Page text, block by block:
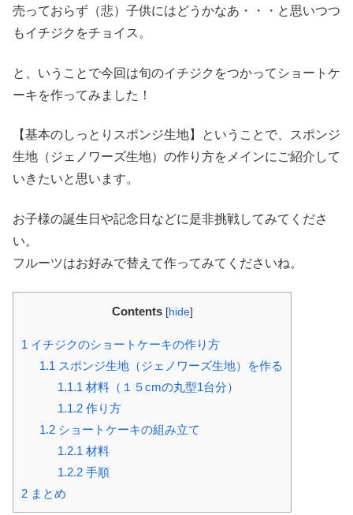
売っておらず（悲）子供にはどうかなあ・・・と思いつつ
もイチジクをチョイス。
と、いうことで今回は旬のイチジクをつかってショートケ
ーキを作ってみました！
【基本のしっとりスポンジ生地】ということで、スポンジ
生地（ジェノワーズ生地）の作り方をメインにご紹介して
いきたいと思います。
お子様の誕生日や記念日などに是非挑戦してみてくださ
い。
フルーツはお好みで替えて作ってみてくださいね。
Contents [hide]
1 イチジクのショートケーキの作り方
1.1 スポンジ生地（ジェノワーズ生地）を作る
1.1.1 材料（１５cmの丸型1台分）
1.1.2作り方
1.2ショートケーキの組み立て
1.2.1 材料
1.2.2手順
2 まとめ